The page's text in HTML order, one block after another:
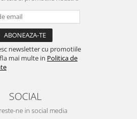
newsletter cu promotiile
mai multe in Politica de
SOCIAL
ne in social media